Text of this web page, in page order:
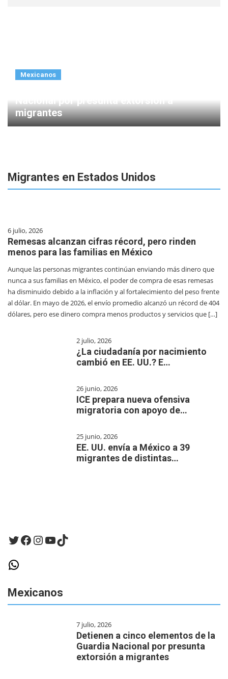
Mexicanos
Nacional por presunta extorsión a
migrantes
Migrantes en Estados Unidos
6 julio, 2026
Remesas alcanzan cifras récord, pero rinden
menos para las familias en México
Aunque las personas migrantes continúan enviando más dinero que
nunca a sus familias en México, el poder de compra de esas remesas
ha disminuido debido a la inflación y al fortalecimiento del peso frente
al dólar. En mayo de 2026, el envío promedio alcanzó un récord de 404
dólares, pero ese dinero compra menos productos y servicios que […]
2 julio, 2026
¿La ciudadanía por nacimiento
cambió en EE. UU.? E…
26 junio, 2026
ICE prepara nueva ofensiva
migratoria con apoyo de…
25 junio, 2026
EE. UU. envía a México a 39
migrantes de distintas…
Twitter
Facebook
Instagram
YouTube
TikTok
WhatsApp
Mexicanos
7 julio, 2026
Detienen a cinco elementos de la
Guardia Nacional por presunta
extorsión a migrantes